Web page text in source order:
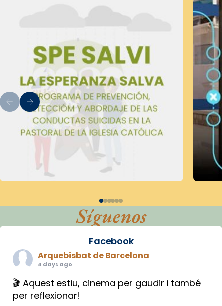
Síguenos
Facebook
Arquebisbat de Barcelona
4 days ago
🎬 Aquest estiu, cinema per gaudir i també
per reflexionar!